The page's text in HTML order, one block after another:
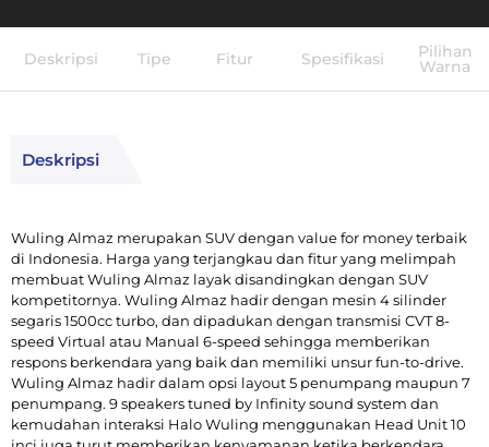
Deskripsi Tipe Fitur Spesifikasi Pilihan
Warna
Deskripsi
Wuling Almaz merupakan SUV dengan value for money terbaik
di Indonesia. Harga yang terjangkau dan fitur yang melimpah
membuat Wuling Almaz layak disandingkan dengan SUV
kompetitornya. Wuling Almaz hadir dengan mesin 4 silinder
segaris 1500cc turbo, dan dipadukan dengan transmisi CVT 8-
speed Virtual atau Manual 6-speed sehingga memberikan
respons berkendara yang baik dan memiliki unsur fun-to-drive.
Wuling Almaz hadir dalam opsi layout 5 penumpang maupun 7
penumpang. 9 speakers tuned by Infinity sound system dan
kemudahan interaksi Halo Wuling menggunakan Head Unit 10